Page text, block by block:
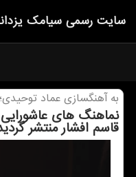
سایت رسمی سیامك
به آهنگسازی عماد توحیدی؛
نماهنگ های
قاسم افشار منتشر